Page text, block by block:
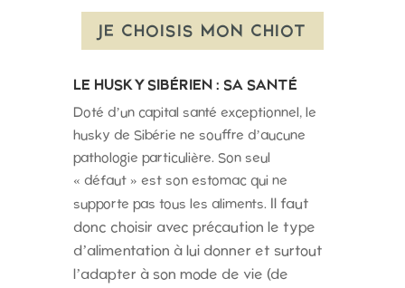
JE CHOISIS MON CHIOT
LE HUSKY SIBÉRIEN : SA SANTÉ
Doté d’un capital santé exceptionnel, le
husky de Sibérie ne souffre d’aucune
pathologie particulière. Son seul
« défaut » est son estomac qui ne
supporte pas tous les aliments. Il faut
donc choisir avec précaution le type
d’alimentation à lui donner et surtout
l’adapter à son mode de vie (de